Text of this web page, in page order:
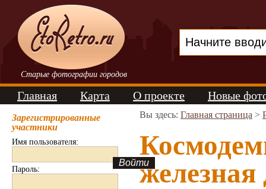
Старые фотографии городов
Главная Карта О проекте Новые
Зарегистрированные
участники
Имя пользователя:
Пароль:
Вы здесь: Главная страница >
железная